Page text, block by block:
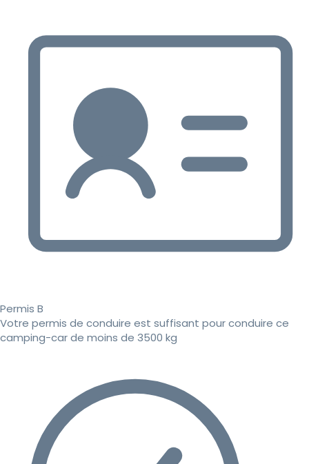
Permis B
Votre permis de conduire est suffisant pour conduire ce
camping-car de moins de 3500 kg